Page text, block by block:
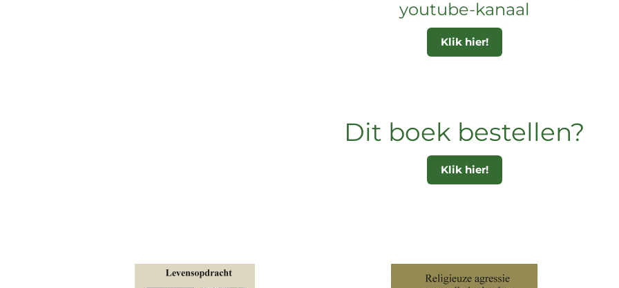
youtube-kanaal
Klik hier!
Dit boek bestellen?
Klik hier!